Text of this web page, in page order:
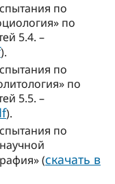
по
по
5.4. –
).
по
по
5.5. –
).
по
(скачать в